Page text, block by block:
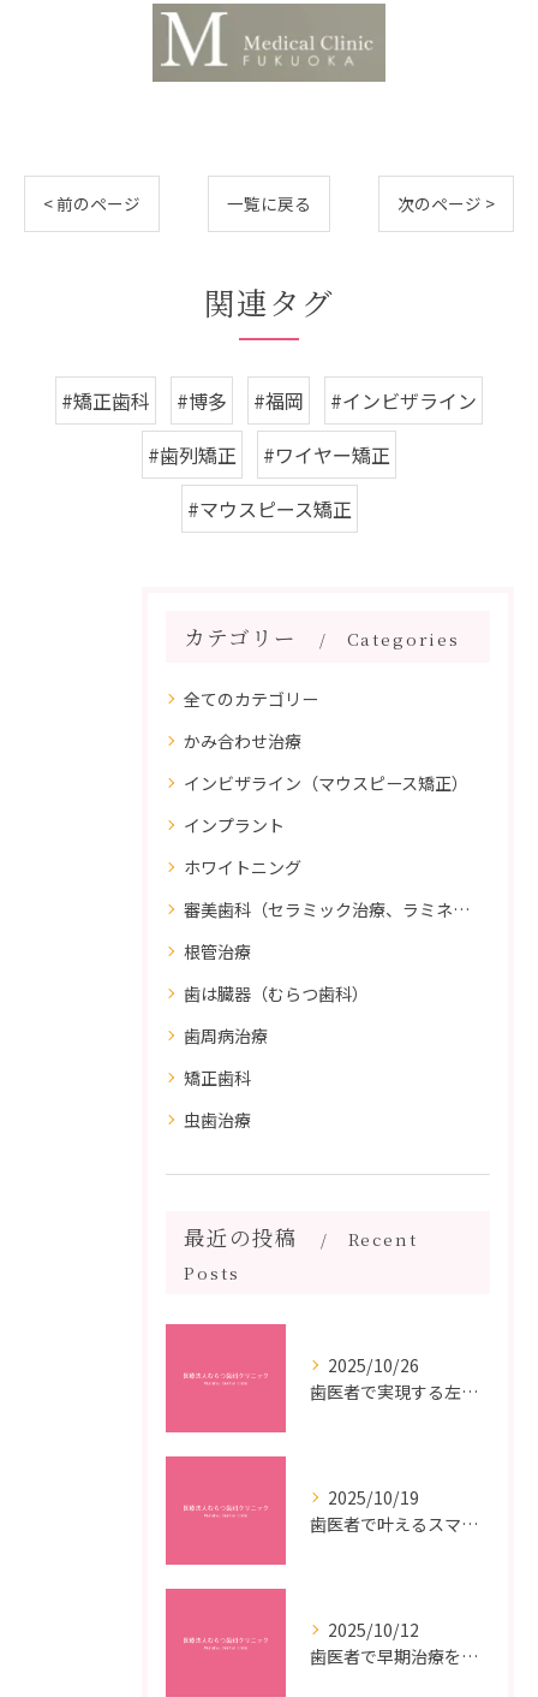
< 前のページ 一覧に戻る 次のページ >
関連タグ
#矯正歯科 #博多 #福岡
#インビザライン
#歯列矯正
#ワイヤー矯正
#マウスピース矯正
カテゴリー Categories
全てのカテゴリー
かみ合わせ治療
インビザライン（マウスピース矯正）
インプラント
ホワイトニング
審美歯科（セラミック治療、ラミネートべニア、ダイレクトボンディング）
根管治療
歯は臓器（むらつ歯科）
歯周病治療
矯正歯科
虫歯治療
最近の投稿
Recent
Posts
2025/10/26
歯医者で実現する左右対称治療のポイントと矯正治療選びの疑問解決ガイド
2025/10/19
歯医者で叶えるスマイルメイクオーバーなら福岡県福岡市博多区博多駅前の最新矯正治療解説
2025/10/12
歯医者で早期治療を受けるメリットと虫歯悪化を防ぐ最短ステップ